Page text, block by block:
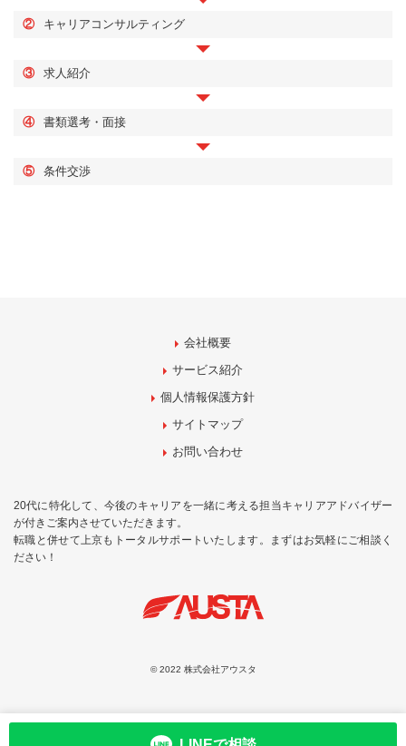
② キャリアコンサルティング
③ 求人紹介
④ 書類選考・面接
⑤ 条件交渉
会社概要
サービス紹介
個人情報保護方針
サイトマップ
お問い合わせ
20代に特化して、今後のキャリアを一緒に考える担当キャリアアドバイザー
が付きご案内させていただきます。
転職と併せて上京もトータルサポートいたします。まずはお気軽にご相談く
ださい！
© 2022 株式会社アウスタ